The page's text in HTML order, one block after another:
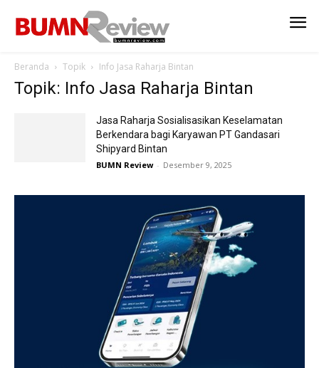
Beranda Topik Info Jasa Raharja Bintan
Topik: Info Jasa Raharja Bintan
Jasa Raharja Sosialisasikan Keselamatan
Berkendara bagi Karyawan PT Gandasari
Shipyard Bintan
BUMN Review - Desember 9, 2025